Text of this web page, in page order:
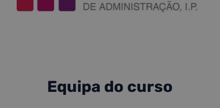
Equipa do curso